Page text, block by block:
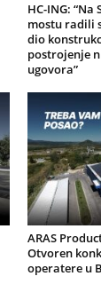
HC-ING:
mostu radili
dio
postrojenje
ugovora”
ARAS
Otvoren
operatere u